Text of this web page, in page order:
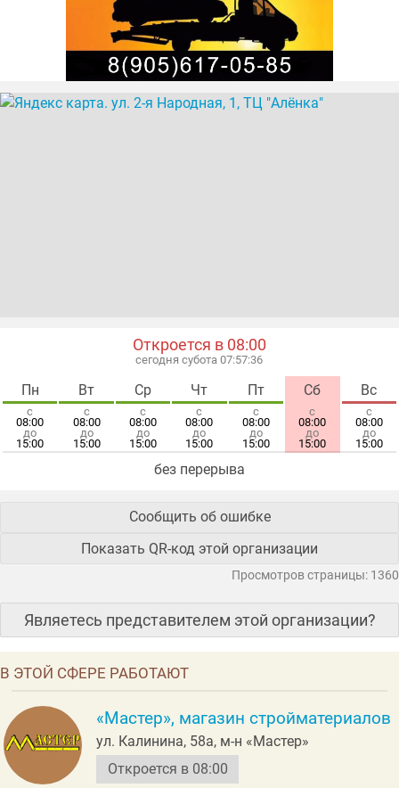
Откроется в 08:00
сегодня субота 07:57:36
Пн
с
08:00
до
15:00
Вт
с
08:00
до
15:00
Ср
с
08:00
до
15:00
Чт
с
08:00
до
15:00
Пт
с
08:00
до
15:00
Сб
с
08:00
до
15:00
Вс
с
08:00
до
15:00
без перерыва
Сообщить об ошибке
Показать QR-код этой организации
Просмотров страницы: 1360
Являетесь представителем этой организации?
В ЭТОЙ СФЕРЕ РАБОТАЮТ
«Мастер», магазин стройматериалов
ул. Калинина, 58а, м-н «Мастер»
Откроется в 08:00